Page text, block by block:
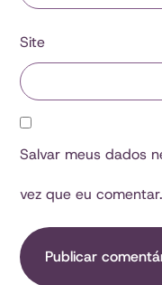
Site
Salvar meus dados
vez que eu comentar.